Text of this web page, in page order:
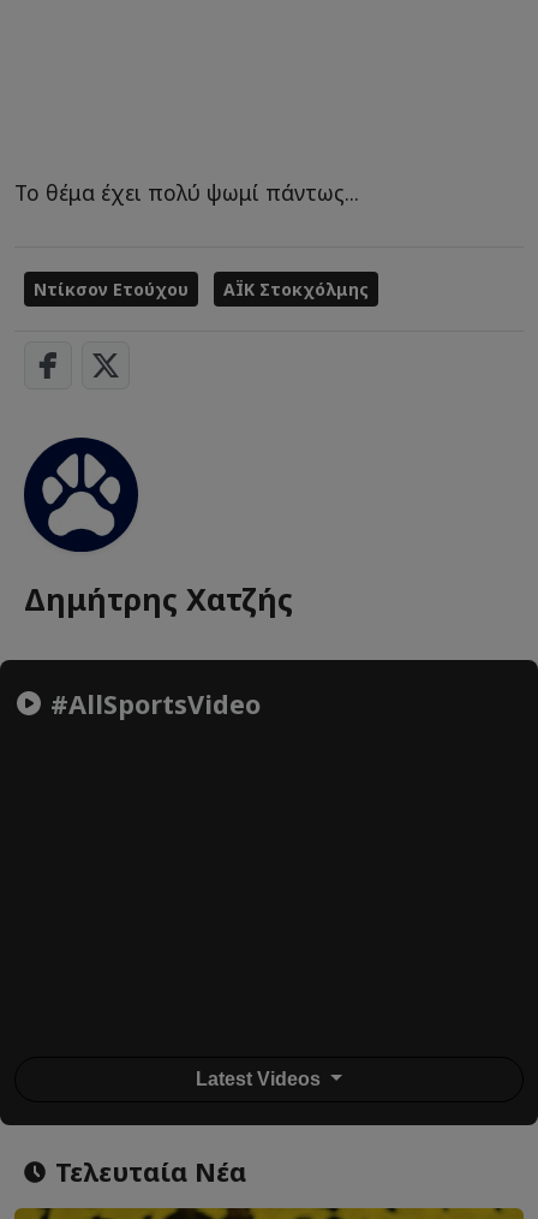
Το θέμα έχει πολύ ψωμί πάντως...
Ντίκσον Ετούχου ΑΪΚ Στοκχόλμης
Δημήτρης Χατζής
#AllSportsVideo
Latest Videos
Τελευταία Νέα